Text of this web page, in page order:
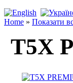
Home » Показати
T5X